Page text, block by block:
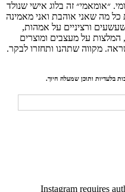
״אומאמי״ זה בלוג אישי שנולד
מה שאני אוהבת ואני מאמינה
ורציניים על אמהות,
אופנה ולייף סטייל, צילום, עיצוב ו-DIY, המלצות על מעצבים ומוצרים
מקווה שתהנו ותחזרו לבקר.
בלעדיות ותוכן שמעלה חיוך.
Instagram requires